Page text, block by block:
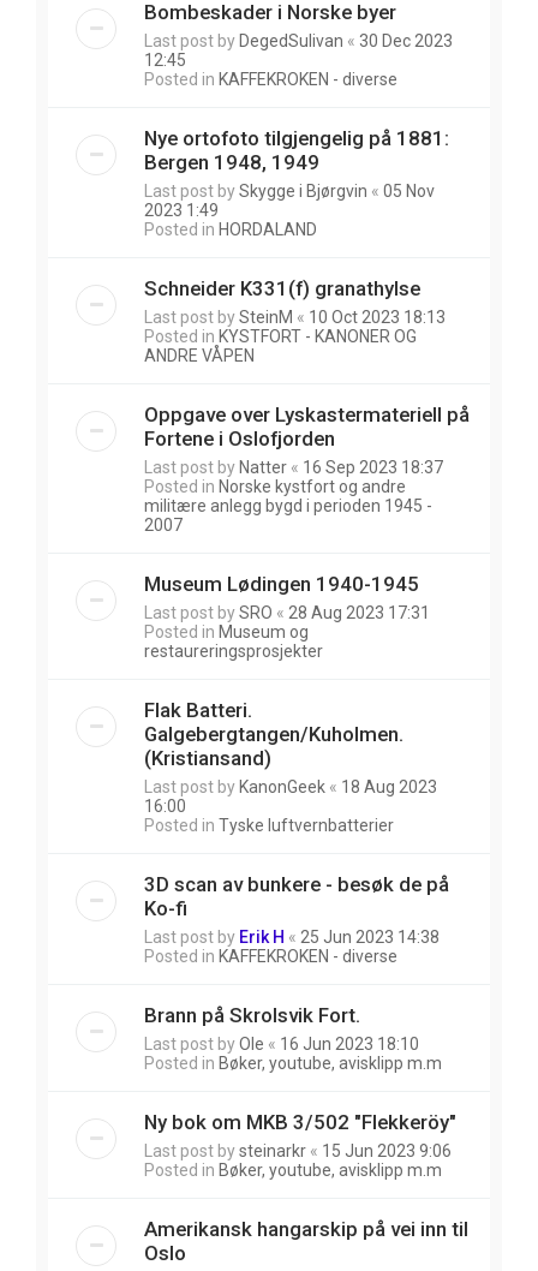
Bombeskader i Norske byer
Last post by DegedSulivan « 30 Dec 2023
12:45
Posted in KAFFEKROKEN - diverse
Nye ortofoto tilgjengelig på 1881:
Bergen 1948, 1949
Last post bySkygge i Bjørgvin « 05 Nov
2023 1:49
Posted in HORDALAND
Schneider K331(f) granathylse
Last post bySteinM « 10 Oct 2023 18:13
Posted in KYSTFORT - KANONER OG
ANDRE VÅPEN
Oppgave over Lyskastermateriell på
Fortene i Oslofjorden
Last post by Natter « 16 Sep 2023 18:37
Posted in Norske kystfort og andre
militære anlegg bygd i perioden 1945 -
2007
Museum Lødingen 1940-1945
Last post bySRO « 28 Aug 2023 17:31
Posted in Museum og
restaureringsprosjekter
Flak Batteri.
Galgebergtangen/Kuholmen.
(Kristiansand)
Last post by KanonGeek « 18 Aug 2023
16:00
Posted in Tyske luftvernbatterier
3D scan av bunkere - besøk de på
Ko-fi
Last post by Erik H « 25 Jun 2023 14:38
Posted in KAFFEKROKEN - diverse
Brann på Skrolsvik Fort.
Last post byOle « 16 Jun 2023 18:10
Posted in Bøker, youtube, avisklipp m.m
Ny bok om MKB 3/502 "Flekkeröy"
Last post bysteinarkr « 15 Jun 2023 9:06
Posted in Bøker, youtube, avisklipp m.m
Amerikansk hangarskip på vei inn til
Oslo